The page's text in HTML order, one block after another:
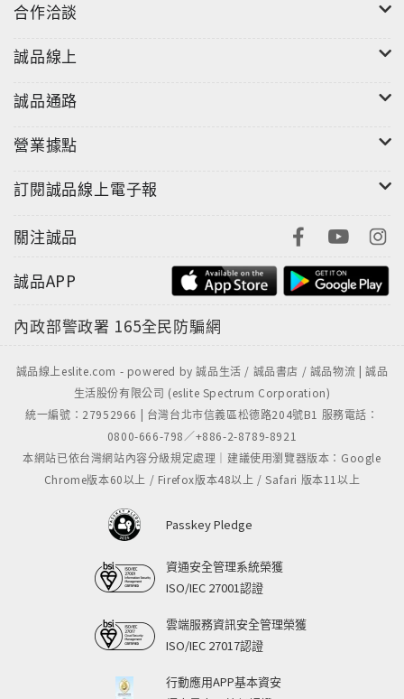
合作洽談
誠品線上
誠品通路
營業據點
訂閱誠品線上電子報
關注誠品
誠品APP
內政部警政署 165全民防騙網
誠品線上eslite.com - powered by 誠品生活 / 誠品書店 / 誠品物流 | 誠品
生活股份有限公司 (eslite Spectrum Corporation)
統一編號：27952966 | 台灣台北市信義區松德路204號B1 服務電話：
0800-666-798／+886-2-8789-8921
本網站已依台灣網站內容分級規定處理｜建議使用瀏覽器版本：Google
Chrome版本60以上 / Firefox版本48以上 / Safari 版本11以上
Passkey Pledge
資通安全管理系統榮獲
ISO/IEC 27001認證
雲端服務資訊安全管理榮獲
ISO/IEC 27017認證
行動應用APP基本資安